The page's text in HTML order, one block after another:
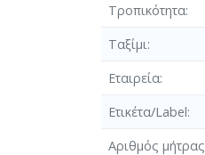
Τροπικότητα
Ταξίμι
Εταιρεία
Ετικέτα/Label
Αριθμός μήτρας